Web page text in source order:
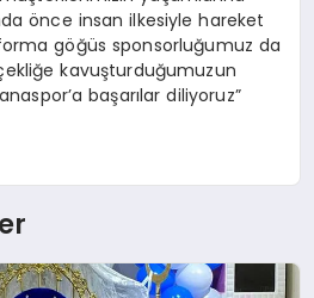
önce insan ilkesiyle hareket
göğüs sponsorluğumuz da
kavuşturduğumuzun
başarılar diliyoruz”